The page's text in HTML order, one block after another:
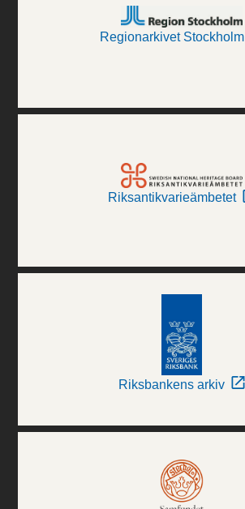
Regionarkivet Stockholm
Riksantikvarieämbetet
Riksbankens arkiv